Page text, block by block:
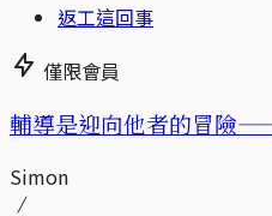
返工這回事
僅限會員
輔導是迎向他者的冒險
Simon